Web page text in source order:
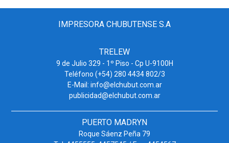
IMPRESORA CHUBUTENSE S.A
TRELEW
9 de Julio 329 - 1º Piso - Cp U-9100H
Teléfono (+54) 280 4434 802/3
E-Mail: info@elchubut.com.ar
publicidad@elchubut.com.ar
PUERTO MADRYN
Roque Sáenz Peña 79